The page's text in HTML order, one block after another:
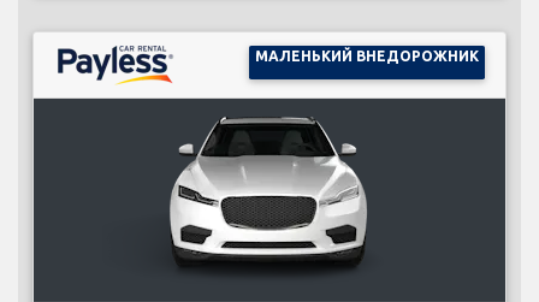
МАЛЕНЬКИЙ ВНЕДОРОЖНИК